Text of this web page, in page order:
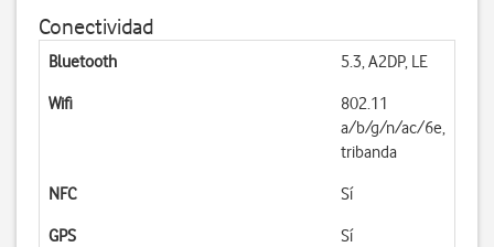
Conectividad
Bluetooth 5.3, A2DP, LE
Wifi
802.11
a/b/g/n/ac/6e,
tribanda
NFC Sí
GPS Sí